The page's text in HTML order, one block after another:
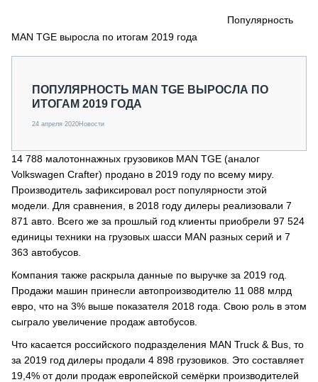
СПЕЦПРОЕКТЫ
О ПРОЕКТЕ
Популярность
MAN TGE выросла по итогам 2019 года
ПОПУЛЯРНОСТЬ MAN TGE ВЫРОСЛА ПО
ИТОГАМ 2019 ГОДА
24 апреля 2020Новости
14 788 малотоннажных грузовиков MAN TGE (аналог
Volkswagen Crafter) продано в 2019 году по всему миру.
Производитель зафиксировал рост популярности этой
модели. Для сравнения, в 2018 году дилеры реализовали 7
871 авто. Всего же за прошлый год клиенты приобрели 97 524
единицы техники на грузовых шасси MAN разных серий и 7
363 автобусов.
Компания также раскрыла данные по выручке за 2019 год.
Продажи машин принесли автопроизводителю 11 088 млрд
евро, что на 3% выше показателя 2018 года. Свою роль в этом
сыграло увеличение продаж автобусов.
Что касается российского подразделения MAN Truck & Bus, то
за 2019 год дилеры продали 4 898 грузовиков. Это составляет
19,4% от доли продаж европейской семёрки производителей